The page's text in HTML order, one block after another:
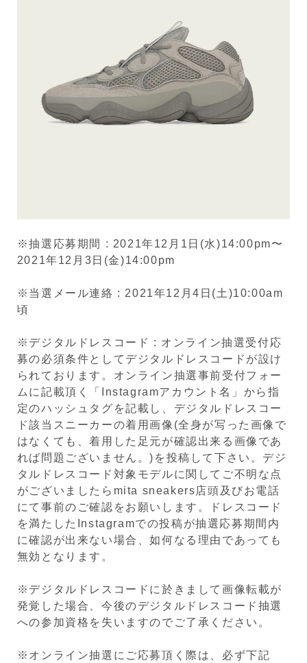
※抽選応募期間 : 2021年12月1日(水)14:00pm〜
2021年12月3日(金)14:00pm
※当選メール連絡 : 2021年12月4日(土)10:00am
頃
※デジタルドレスコード : オンライン抽選受付応
募の必須条件としてデジタルドレスコードが設け
られております。オンライン抽選事前受付フォー
ムに記載頂く「Instagramアカウント名」から指
定のハッシュタグを記載し、デジタルドレスコー
ド該当スニーカーの着用画像(全身が写った画像で
はなくても、着用した足元が確認出来る画像であ
れば問題ございません。)を投稿して下さい。デジ
タルドレスコード対象モデルに関してご不明な点
がございましたらmita sneakers店頭及びお電話
にて事前のご確認をお願いします。ドレスコード
を満たしたInstagramでの投稿が抽選応募期間内
に確認が出来ない場合、如何なる理由であっても
無効となります。
※デジタルドレスコードに於きまして画像転載が
発覚した場合、今後のデジタルドレスコード抽選
への参加資格を失いますのでご了承ください。
※オンライン抽選にご応募頂く際は、必ず下記